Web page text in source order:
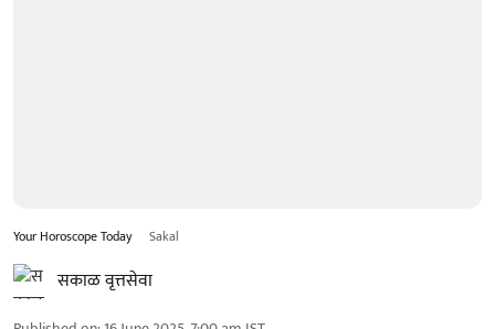
Your Horoscope Today Sakal
सकाळ वृत्तसेवा